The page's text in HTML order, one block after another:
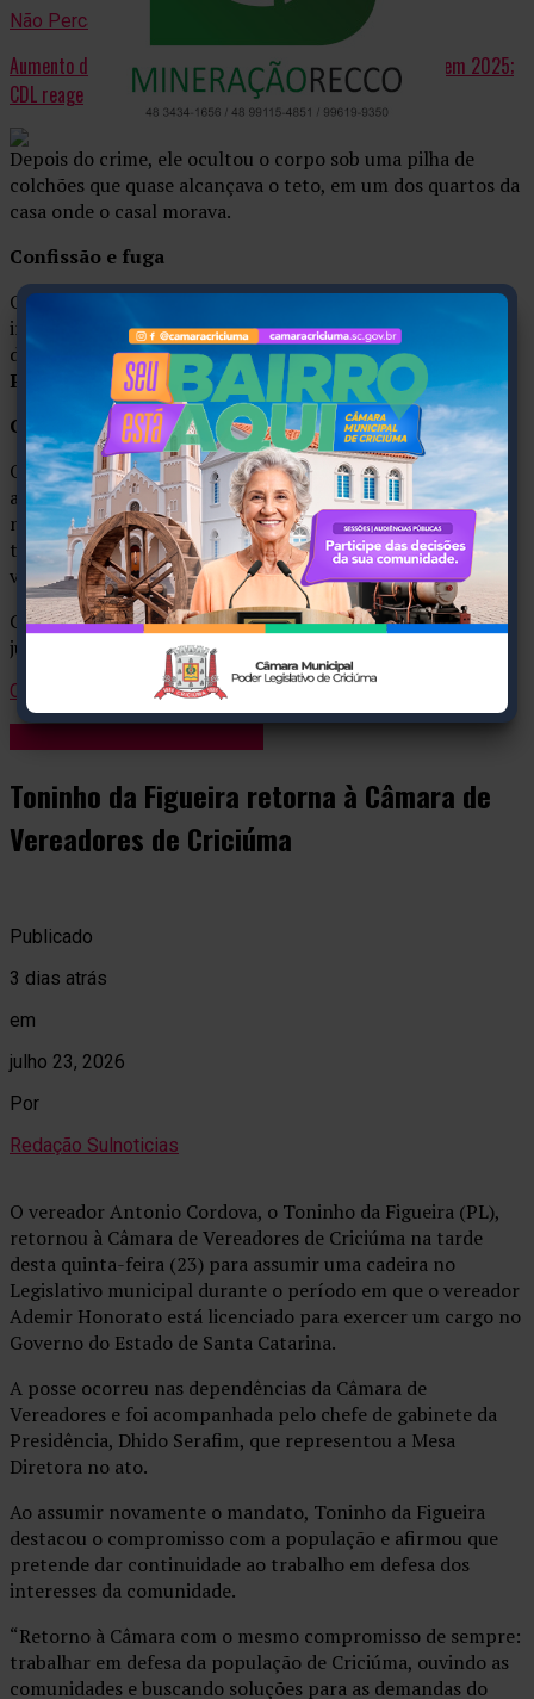
Não Perca
Aumento de número de vereadores pode ir a votação ainda em 2025;
CDL reage
Depois do crime, ele ocultou o corpo sob uma pilha de
colchões que quase alcançava o teto, em um dos quartos da
casa onde o casal morava.
Confissão e fuga
O homem se apresentou à polícia, confessou o crime e
indicou onde estava o corpo. Após a prisão preventiva ser
decretada, porém, fugiu e acabou preso naRodoviária de
Porto Alegre.
Condenação
O réu foi condenado porfeminicídio , com causa de
aumento pela asfixia, e porocultação de cadáver. Teve
negado o direito de recorrer em liberdade. A Vara Criminal
também fixou indenização deR$ 50 milaos filhos da
vítima.
Cabe recurso aoTJSC. O processo tramita em segredo de
justiça.
Continue Lendo
Toninho da Figueira retorna à Câmara de
Vereadores de Criciúma
Publicado
3 dias atrás
em
julho 23, 2026
Por
Redação Sulnoticias
O vereador Antonio Cordova, o Toninho da Figueira (PL),
retornou à Câmara de Vereadores de Criciúma na tarde
desta quinta-feira (23) para assumir uma cadeira no
Legislativo municipal durante o período em que o vereador
Ademir Honorato está licenciado para exercer um cargo no
Governo do Estado de Santa Catarina.
A posse ocorreu nas dependências da Câmara de
Vereadores e foi acompanhada pelo chefe de gabinete da
Presidência, Dhido Serafim, que representou a Mesa
Diretora no ato.
Ao assumir novamente o mandato, Toninho da Figueira
destacou o compromisso com a população e afirmou que
pretende dar continuidade ao trabalho em defesa dos
interesses da comunidade.
“Retorno à Câmara com o mesmo compromisso de sempre:
trabalhar em defesa da população de Criciúma, ouvindo as
comunidades e buscando soluções para as demandas do